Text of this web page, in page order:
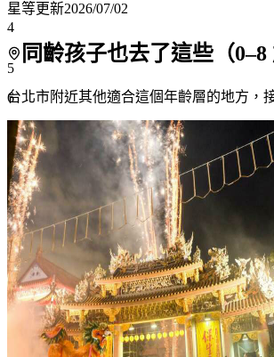
4
5
6
7+
星等更新2026/07/02
同齡孩子也去了這些（0–8
台北市附近其他適合這個年齡層的地方，